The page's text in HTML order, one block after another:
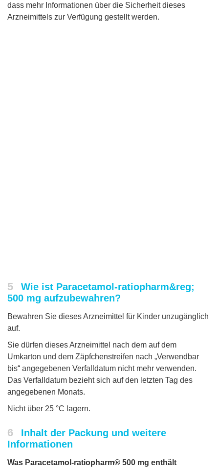
dass mehr Informationen über die Sicherheit dieses
Arzneimittels zur Verfügung gestellt werden.
5
Wie ist Paracetamol-ratiopharm&reg;
500 mg aufzubewahren?
Bewahren Sie dieses Arzneimittel für Kinder unzugänglich
auf.
Sie dürfen dieses Arzneimittel nach dem auf dem
Umkarton und dem Zäpfchenstreifen nach „Verwendbar
bis“ angegebenen Verfalldatum nicht mehr verwenden.
Das Verfalldatum bezieht sich auf den letzten Tag des
angegebenen Monats.
Nicht über 25 °C lagern.
6
Inhalt der Packung und weitere
Informationen
Was Paracetamol-ratiopharm® 500 mg enthält